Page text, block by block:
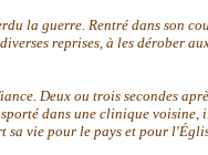
la guerre. Rentré dans son
reprises, à les dérober
Deux ou trois secondes
dans une clinique voisine,
vie pour le pays et pour